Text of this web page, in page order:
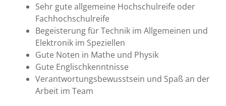
Sehr gute allgemeine Hochschulreife oder
Fachhochschulreife
Begeisterung für Technik im Allgemeinen und
Elektronik im Speziellen
Gute Noten in Mathe und Physik
Gute Englischkenntnisse
Verantwortungsbewusstsein und Spaß an der
Arbeit im Team